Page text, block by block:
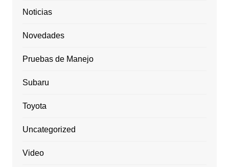
Noticias
Novedades
Pruebas de Manejo
Subaru
Toyota
Uncategorized
Video